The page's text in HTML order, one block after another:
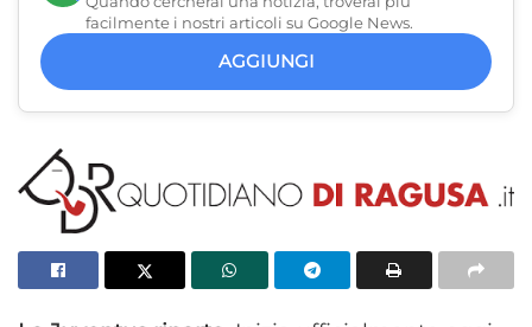
facilmente i nostri articoli su Google News.
AGGIUNGI